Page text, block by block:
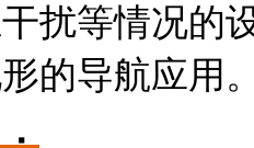
扰等情况的
的导航应用